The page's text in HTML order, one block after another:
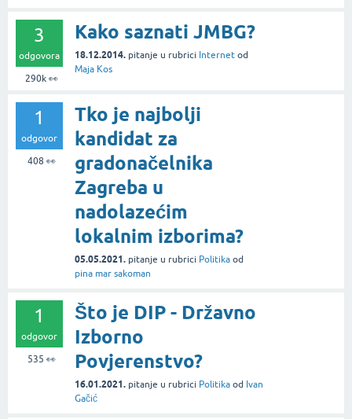
3
odgovora
290k👀
Kako saznati JMBG?
18.12.2014. pitanje u rubrici Internet od
Maja Kos
1
odgovor
408 👀
Tko je najbolji
kandidat za
gradonačelnika
Zagreba u
nadolazećim
lokalnim izborima?
05.05.2021. pitanje u rubrici Politika od
pina mar sakoman
1
odgovor
535 👀
Što je DIP - Državno
Izborno
Povjerenstvo?
16.01.2021. pitanje u rubrici Politika od Ivan
Gačić